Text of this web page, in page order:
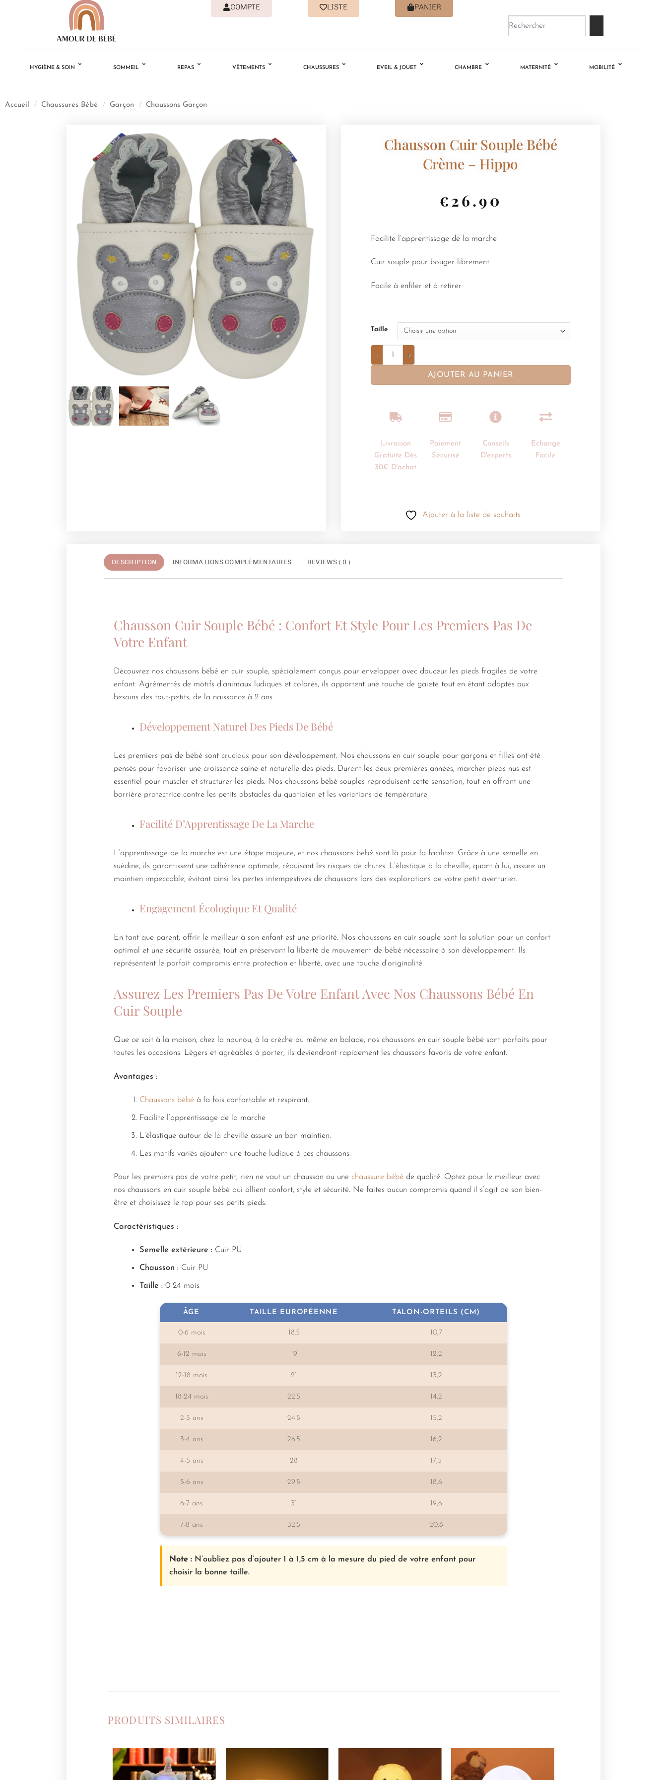
COMPTE LISTE PANIER
HYGIÈNE & SOIN SOMMEIL REPAS VÊTEMENTS CHAUSSURES EVEIL & JOUET CHAMBRE MATERNITÉ MOBILITÉ
Accueil / Chaussures Bébé / Garçon / Chaussons Garçon
Chausson Cuir Souple Bébé
Crème – Hippo
€26.90
Facilite l’apprentissage de la marche
Cuir souple pour bouger librement
Facile à enfiler et à retirer
Taille
AJOUTER AU PANIER
Livraison
Gratuite Dès
30€ D'achat
Paiement
Sécurisé
Conseils
D'experts
Echange
Facile
Ajouter à la liste de souhaits
DESCRIPTION INFORMATIONS COMPLÉMENTAIRES REVIEWS ( 0 )
Chausson Cuir Souple Bébé : Confort Et Style Pour Les Premiers Pas De
Votre Enfant
Découvrez nos chaussons bébé en cuir souple, spécialement conçus pour envelopper avec douceur les pieds fragiles de votre
enfant. Agrémentés de motifs d’animaux ludiques et colorés, ils apportent une touche de gaieté tout en étant adaptés aux
besoins des tout-petits, de la naissance à 2 ans.
Développement Naturel Des Pieds De Bébé
Les premiers pas de bébé sont cruciaux pour son développement. Nos chaussons en cuir souple pour garçons et filles ont été
pensés pour favoriser une croissance saine et naturelle des pieds. Durant les deux premières années, marcher pieds nus est
essentiel pour muscler et structurer les pieds. Nos chaussons bébé souples reproduisent cette sensation, tout en offrant une
barrière protectrice contre les petits obstacles du quotidien et les variations de température.
Facilité D’Apprentissage De La Marche
L’apprentissage de la marche est une étape majeure, et nos chaussons bébé sont là pour la faciliter. Grâce à une semelle en
suédine, ils garantissent une adhérence optimale, réduisant les risques de chutes. L’élastique à la cheville, quant à lui, assure un
maintien impeccable, évitant ainsi les pertes intempestives de chaussons lors des explorations de votre petit aventurier.
Engagement Écologique Et Qualité
En tant que parent, offrir le meilleur à son enfant est une priorité. Nos chaussons en cuir souple sont la solution pour un confort
optimal et une sécurité assurée, tout en préservant la liberté de mouvement de bébé nécessaire à son développement. Ils
représentent le parfait compromis entre protection et liberté, avec une touche d’originalité.
Assurez Les Premiers Pas De Votre Enfant Avec Nos Chaussons Bébé En
Cuir Souple
Que ce soit à la maison, chez la nounou, à la crèche ou même en balade, nos chaussons en cuir souple bébé sont parfaits pour
toutes les occasions. Légers et agréables à porter, ils deviendront rapidement les chaussons favoris de votre enfant.
Avantages :
Chaussons bébéà la fois confortable et respirant.
Facilite l’apprentissage de la marche
L’élastique autour de la cheville assure un bon maintien.
Les motifs variés ajoutent une touche ludique à ces chaussons.
Pour les premiers pas de votre petit, rien ne vaut un chausson ou une chaussure bébé de qualité. Optez pour le meilleur avec
nos chaussons en cuir souple bébé qui allient confort, style et sécurité. Ne faites aucun compromis quand il s’agit de son bien-
être et choisissez le top pour ses petits pieds.
Caractéristiques :
Semelle extérieure :Cuir PU
Chausson :Cuir PU
Taille :0-24 mois
ÂGE TAILLE EUROPÉENNE TALON-ORTEILS (CM)
0-6 mois 18.5 10,7
6-12 mois 19 12,2
12-18 mois 21 13,2
18-24 mois 22.5 14,2
2-3 ans 24.5 15,2
3-4 ans 26.5 16,2
4-5 ans 28 17,5
5-6 ans 29.5 18,6
6-7 ans 31 19,6
7-8 ans 32.5 20,6
Note : N’oubliez pas d’ajouter 1 à 1,5 cm à la mesure du pied de votre enfant pour
choisir la bonne taille.
PRODUITS SIMILAIRES
Ajouter Ajouter